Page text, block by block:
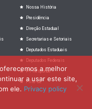
Nossa História
Presidência
Direção Estadual
Secretarias e Setoriais
Deputados Estaduais
Deputados Federais
PT Responde
Filie-se
a melhor
a usar este site,
ele. Privacy policy